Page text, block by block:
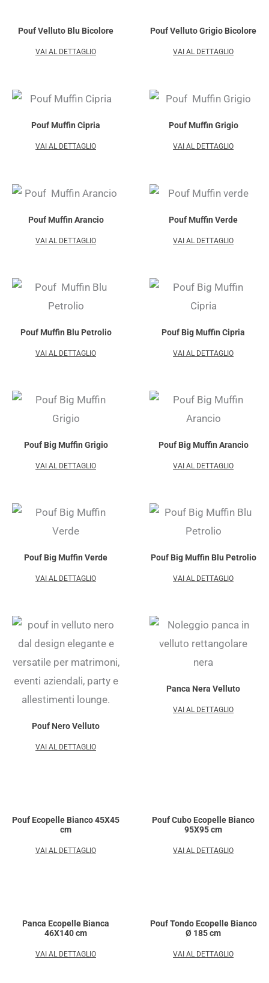
Pouf Velluto Blu Bicolore
VAI AL DETTAGLIO
Pouf Velluto Grigio Bicolore
VAI AL DETTAGLIO
Pouf Muffin Cipria
VAI AL DETTAGLIO
Pouf Muffin Grigio
VAI AL DETTAGLIO
Pouf Muffin Arancio
VAI AL DETTAGLIO
Pouf Muffin Verde
VAI AL DETTAGLIO
Pouf Muffin Blu Petrolio
VAI AL DETTAGLIO
Pouf Big Muffin Cipria
VAI AL DETTAGLIO
Pouf Big Muffin Grigio
VAI AL DETTAGLIO
Pouf Big Muffin Arancio
VAI AL DETTAGLIO
Pouf Big Muffin Verde
VAI AL DETTAGLIO
Pouf Big Muffin Blu Petrolio
VAI AL DETTAGLIO
Pouf Nero Velluto
VAI AL DETTAGLIO
Panca Nera Velluto
VAI AL DETTAGLIO
Pouf Ecopelle Bianco 45X45
cm
VAI AL DETTAGLIO
Pouf Cubo Ecopelle Bianco
95X95 cm
VAI AL DETTAGLIO
Panca Ecopelle Bianca
46X140 cm
VAI AL DETTAGLIO
Pouf Tondo Ecopelle Bianco
Ø 185 cm
VAI AL DETTAGLIO